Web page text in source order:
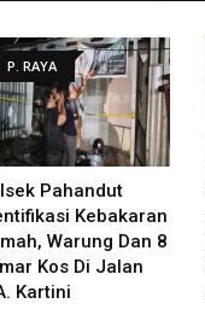
P. RAYA
Pahandut
Kebakaran
Warung Dan 8
Kos Di Jalan
Kartini